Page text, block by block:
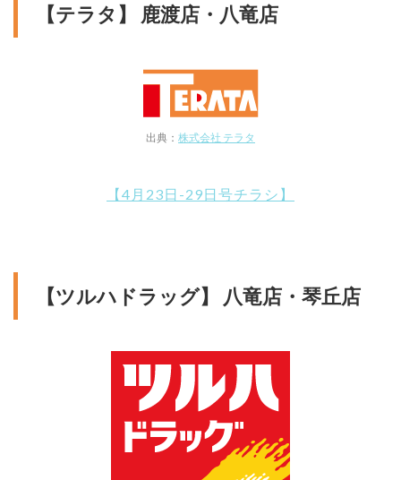
【テラタ】 鹿渡店・八竜店
出典： 株式会社 テラタ
【4月23日-29日号チラシ】
【ツルハドラッグ】 八竜店・琴丘店